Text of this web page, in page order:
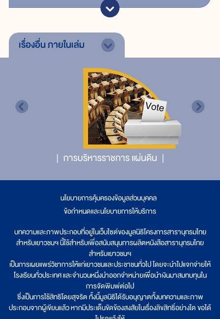
เรื่องอื่นภายในเล่ม
การบริหารราชการ แผ่นดิน
นโยบายการคุ้มครองข้อมูลส่วนบุคคล
ข้อกำหนดและนโยบายการให้บริการ
บทความและภาพประกอบที่อยู่ในเว็บไซต์ของมูลนิธิโครงการสารานุกรมไทย
สำหรับเยาวชนฯ นี้ใช้สำหรับเพื่อสนับสนุนการผลิตหนังสือสารานุกรมไทย
สำหรับเยาวชนฯ
เป็นการเผยแพร่วิชาการให้แก่เยาวชนและประชาชนทั่วไป โดยจะนำไปแจกจ่ายให้
โรงเรียนทั่วประเทศ และจำนวนหนึ่งนำออกจำหน่ายเพื่อนำเงินมาสมทบทุนใน
การจัดพิมพ์ต่อไป
ซึ่งเป็นการใช้สิทธิโดยสุจริต ทั้งนี้มูลนิธิได้รับอนุญาตทั้งบทความและภาพ
ประกอบจากผู้เขียนแล้ว หากมีประเด็นขัดข้องสงสัยในเรื่องลิขสิทธิ์อย่างใด ขอได้